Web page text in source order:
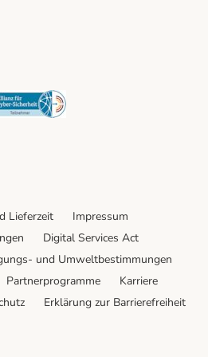
Security
Lieferzeit
Impressum
Digital Services Act
und Umweltbestimmungen
Partnerprogramme
Karriere
Erklärung zur Barrierefreiheit